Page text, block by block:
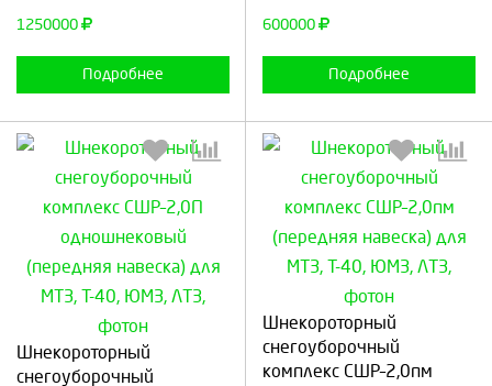
1250000
Подробнее
600000
Подробнее
Шнекороторный
снегоуборочный
Выберите количество:
Шнекороторный
снегоуборочный
комплекс СШР–2,0пм
Выберите количество: